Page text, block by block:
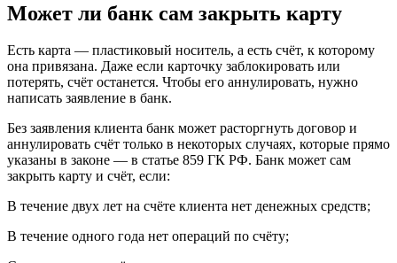
Может ли банк сам закрыть карту
Есть карта — пластиковый носитель, а есть счёт, к которому
она привязана. Даже если карточку заблокировать или
потерять, счёт останется. Чтобы его аннулировать, нужно
написать заявление в банк.
Без заявления клиента банк может расторгнуть договор и
аннулировать счёт только в некоторых случаях, которые прямо
указаны в законе — в статье 859 ГК РФ. Банк может сам
закрыть карту и счёт, если:
В течение двух лет на счёте клиента нет денежных средств;
В течение одного года нет операций по счёту;